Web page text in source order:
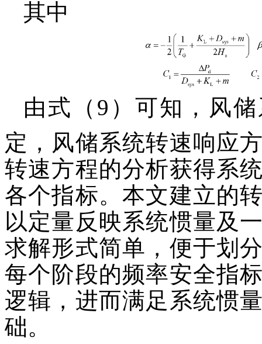
其中
由式（9）可知，风
定，风储系统转速响应
转速方程的分析获得系
各个指标。本文建立的
以定量反映系统惯量及
求解形式简单，便于划
每个阶段的频率安全指
逻辑，进而满足系统惯
础。